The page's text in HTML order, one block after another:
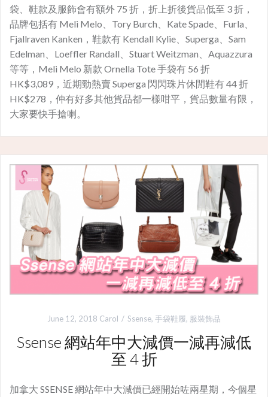
袋、鞋款及服飾會有額外 75 折，折上折後貨品低至 3 折，
品牌包括有 Meli Melo、Tory Burch、Kate Spade、Furla、
Fjallraven Kanken，鞋款有 Kendall Kylie、Superga、Sam
Edelman、Loeffler Randall、Stuart Weitzman、Aquazzura
等等，Meli Melo 新款 Ornella Tote 手袋有 56 折
HK$3,089，近期勁熱賣 Superga 閃閃珠片休閒鞋有 44 折
HK$278，仲有好多其他貨品都一樣咁平，貨品數量有限，
大家要快手搶喇。
June 12, 2018 Carol Ssense, 手袋鞋履, 服裝飾品
Ssense 網站年中大減價一減再減低
至 4 折
加拿大 SSENSE 網站年中大減價已經開始咗兩星期，今個星